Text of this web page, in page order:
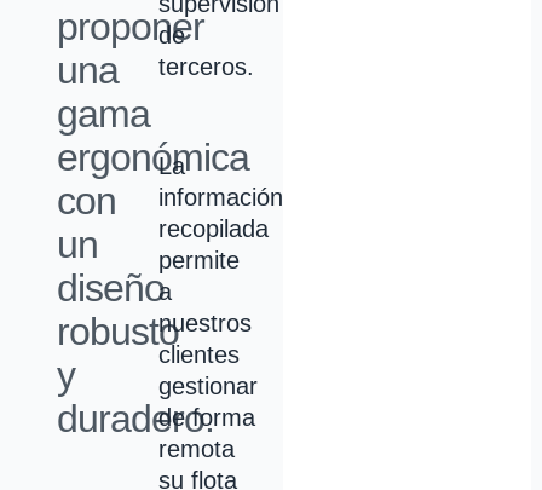
proponer
una
gama
ergonómica
con
un
diseño
robusto
y
duradero.
de
terceros.
La
información
recopilada
permite
a
nuestros
clientes
gestionar
de forma
remota
su flota